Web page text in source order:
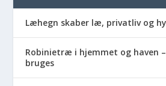
Læhegn skaber læ, privatliv og
Robinietræ i hjemmet og haven
bruges